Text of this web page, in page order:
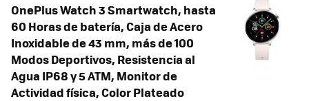
OnePlus Watch 3 Smartwatch, hasta
60 Horas de batería, Caja de Acero
Inoxidable de 43 mm, más de 100
Modos Deportivos, Resistencia al
Agua IP68 y 5 ATM, Monitor de
Actividad física, Color Plateado